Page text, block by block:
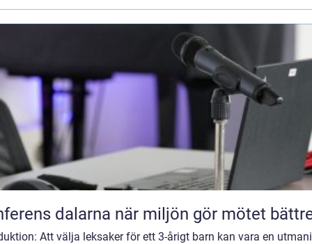
Konferens dalarna när miljön gör mötet
Att välja leksaker för ett 3-årigt barn kan vara en